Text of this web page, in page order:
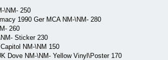
\NM- 250
1990 Ger MCA NM-\NM- 280
260
Sticker 230
NM-\NM 150
Dove NM-\NM- Yellow Vinyl\Poster 170